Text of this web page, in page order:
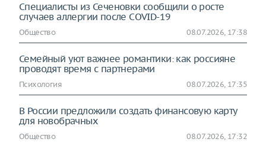
Специалисты из Сеченовки сообщили о росте
случаев аллергии после COVID-19
Общество 08.07.2026, 17:38
Семейный уют важнее романтики: как россияне
проводят время с партнерами
Психология 08.07.2026, 17:35
В России предложили создать финансовую карту
для новобрачных
Общество 08.07.2026, 17:32